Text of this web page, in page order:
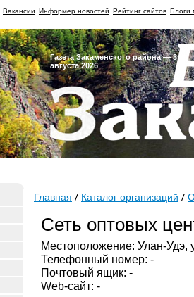
Вакансии Информер новостей Рейтинг сайтов Блоги
Газета Закаменского района — 3
августа 2026
Главная Каталог организаций
Сеть оптовых
Местоположение: Улан-Удэ,
Телефонный номер: -
Почтовый ящик: -
Web-сайт: -